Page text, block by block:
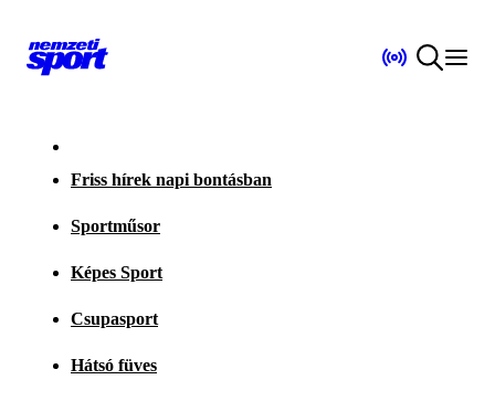
Friss hírek napi bontásban
Sportműsor
Képes Sport
Csupasport
Hátsó füves